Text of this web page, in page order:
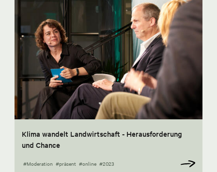
Klima wandelt Landwirtschaft - Herausforderung
und Chance
#Moderation #präsent #online #2023